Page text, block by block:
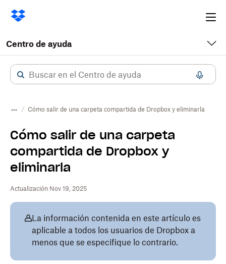
Centro de ayuda
Cómo salir de una carpeta compartida de Dropbox y eliminarla
Cómo salir de una carpeta
compartida de Dropbox y
eliminarla
Actualización Nov 19, 2025
La información contenida en este artículo es
aplicable a todos los usuarios de Dropbox a
menos que se especifique lo contrario.